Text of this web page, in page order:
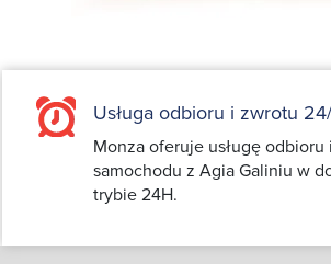
Usługa odbioru i zwrotu
Monza oferuje usługę odbioru
samochodu z Agia Galiniu w
trybie 24H.